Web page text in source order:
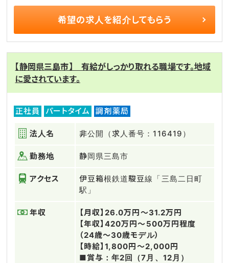
希望の求人を紹介してもらう
【静岡県三島市】 有給がしっかり取れる職場です。地域
に愛されています。
正社員 パートタイム 調剤薬局
法人名 非公開（求人番号：116419）
勤務地 静岡県三島市
アクセス
伊豆箱根鉄道駿豆線「三島二日町
駅」
年収
【月収】26.0万円～31.2万円
【年収】420万円～500万円程度
（24歳～30歳モデル）
【時給】1,800円～2,000円
■賞与：年2回（7月、12月）